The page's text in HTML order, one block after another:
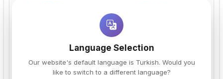
Options Glamour Pink
Options Fresco Nude
900.00 TL
Language Selection
Our website's default language is Turkish. Would you
like to switch to a different language?